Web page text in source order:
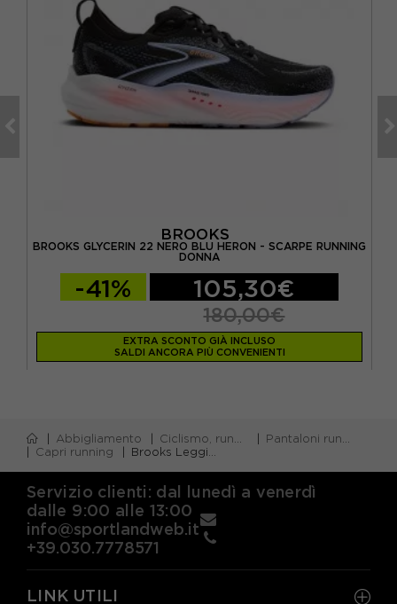
BROOKS
BROOKS GLYCERIN 22 NERO BLU HERON - SCARPE RUNNING
DONNA
-41% 105,30€
180,00€
EXTRA SCONTO GIÀ INCLUSO
SALDI ANCORA PIÙ CONVENIENTI
Abbigliamento Ciclismo, running e piscina
Pantaloni running corti
Capri running
Brooks Leggings Palestra Capri Source Nero Donna
Servizio clienti: dal lunedì a venerdì
dalle 9:00 alle 13:00
info@sportlandweb.it
+39.030.7778571
LINK UTILI